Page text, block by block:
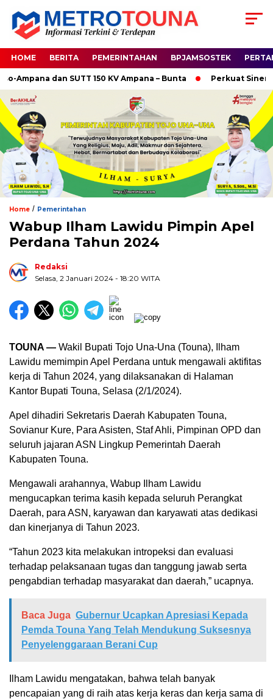
HOME BERITA PEMERINTAHAN BPJAMSOSTEK
Ampana dan SUTT 150 KV Ampana – Bunta Perkuat
Home / Pemerintahan
Wabup Ilham Lawidu Pimpin Apel
Perdana Tahun 2024
Redaksi
Selasa, 2 Januari 2024 - 18:20 WITA
TOUNA — Wakil Bupati Tojo Una-Una (Touna), Ilham
Lawidu memimpin Apel Perdana untuk mengawali aktifitas
kerja di Tahun 2024, yang dilaksanakan di Halaman
Kantor Bupati Touna, Selasa (2/1/2024).
Apel dihadiri Sekretaris Daerah Kabupaten Touna,
Sovianur Kure, Para Asisten, Staf Ahli, Pimpinan OPD dan
seluruh jajaran ASN Lingkup Pemerintah Daerah
Kabupaten Touna.
Mengawali arahannya, Wabup Ilham Lawidu
mengucapkan terima kasih kepada seluruh Perangkat
Daerah, para ASN, karyawan dan karyawati atas dedikasi
dan kinerjanya di Tahun 2023.
“Tahun 2023 kita melakukan intropeksi dan evaluasi
terhadap pelaksanaan tugas dan tanggung jawab serta
pengabdian terhadap masyarakat dan daerah,” ucapnya.
Baca Juga Gubernur Ucapkan Apresiasi Kepada
Pemda Touna Yang Telah Mendukung Suksesnya
Penyelenggaraan Berani Cup
Ilham Lawidu mengatakan, bahwa telah banyak
pencapaian yang di raih atas kerja keras dan kerja sama di